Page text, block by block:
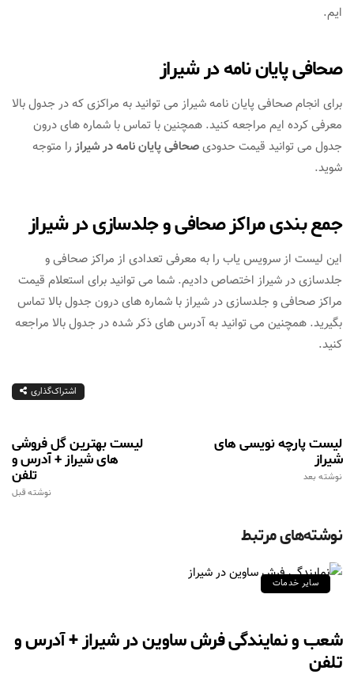
ایم.
صحافی پایان نامه در شیراز
برای انجام صحافی پایان نامه شیراز می توانید به مراکزی که در جدول بالا
معرفی کرده ایم مراجعه کنید. همچنین با تماس با شماره های درون
جدول می توانید قیمت حدودیصحافی پایان نامه در شیرازرا متوجه
شوید.
جمع بندی مراکز صحافی و جلدسازی در شیراز
این لیست از سرویس یاب را به معرفی تعدادی از مراکز صحافی و
جلدسازی در شیراز اختصاص دادیم. شما می توانید برای استعلام قیمت
مراکز صحافی و جلدسازی در شیراز با شماره های درون جدول بالا تماس
بگیرید. همچنین می توانید به آدرس های ذکر شده در جدول بالا مراجعه
کنید.
اشتراک‌گذاری
لیست بهترین گل فروشی
های شیراز + آدرس و
تلفن
نوشته قبل
لیست پارچه نویسی های
شیراز
نوشته بعد
نوشته‌های مرتبط
سایر خدمات
شعب و نمایندگی فرش ساوین در شیراز + آدرس و
تلفن